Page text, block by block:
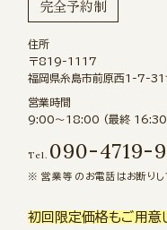
完全予約制
住所
〒819-1117
福岡県糸島市前原西1-7-31
営業時間
9:00〜18:00 (最終
Tel. 090-4719-
営業等のお電話はお断りし
初回限定価格もご用意